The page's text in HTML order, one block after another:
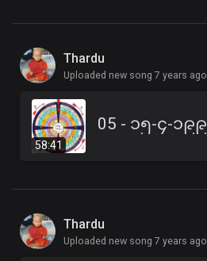
Thardu
Uploaded new song 7 years ago
58:41
Thardu
Uploaded new song 7 years ago